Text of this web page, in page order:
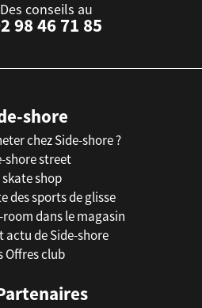
Des conseils au
98 46 71 85
shore
chez Side-shore ?
shore street
skate shop
des sports de glisse
dans le magasin
actu de Side-shore
Offres club